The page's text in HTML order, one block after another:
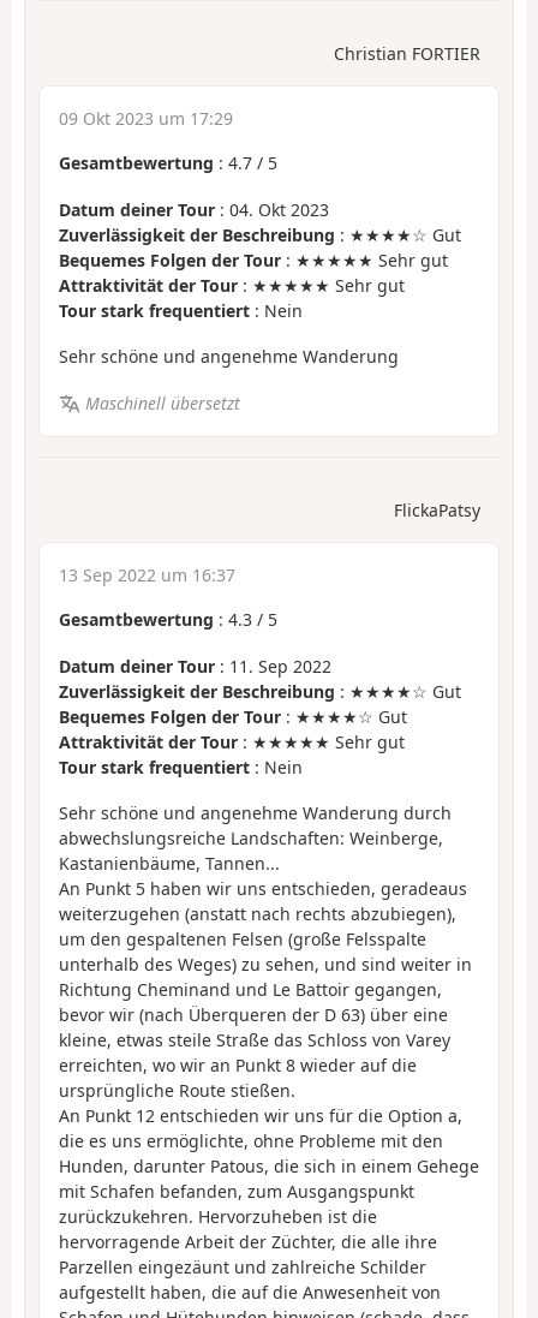
Christian FORTIER
09 Okt 2023 um 17:29
Gesamtbewertung : 4.7 / 5
Datum deiner Tour : 04. Okt 2023
Zuverlässigkeit der Beschreibung : ★★★★☆ Gut
Bequemes Folgen der Tour : ★★★★★ Sehr gut
Attraktivität der Tour : ★★★★★ Sehr gut
Tour stark frequentiert : Nein
Sehr schöne und angenehme Wanderung
Maschinell übersetzt
FlickaPatsy
13 Sep 2022 um 16:37
Gesamtbewertung : 4.3 / 5
Datum deiner Tour : 11. Sep 2022
Zuverlässigkeit der Beschreibung : ★★★★☆ Gut
Bequemes Folgen der Tour : ★★★★☆ Gut
Attraktivität der Tour : ★★★★★ Sehr gut
Tour stark frequentiert : Nein
Sehr schöne und angenehme Wanderung durch
abwechslungsreiche Landschaften: Weinberge,
Kastanienbäume, Tannen...
An Punkt 5 haben wir uns entschieden, geradeaus
weiterzugehen (anstatt nach rechts abzubiegen),
um den gespaltenen Felsen (große Felsspalte
unterhalb des Weges) zu sehen, und sind weiter in
Richtung Cheminand und Le Battoir gegangen,
bevor wir (nach Überqueren der D 63) über eine
kleine, etwas steile Straße das Schloss von Varey
erreichten, wo wir an Punkt 8 wieder auf die
ursprüngliche Route stießen.
An Punkt 12 entschieden wir uns für die Option a,
die es uns ermöglichte, ohne Probleme mit den
Hunden, darunter Patous, die sich in einem Gehege
mit Schafen befanden, zum Ausgangspunkt
zurückzukehren. Hervorzuheben ist die
hervorragende Arbeit der Züchter, die alle ihre
Parzellen eingezäunt und zahlreiche Schilder
aufgestellt haben, die auf die Anwesenheit von